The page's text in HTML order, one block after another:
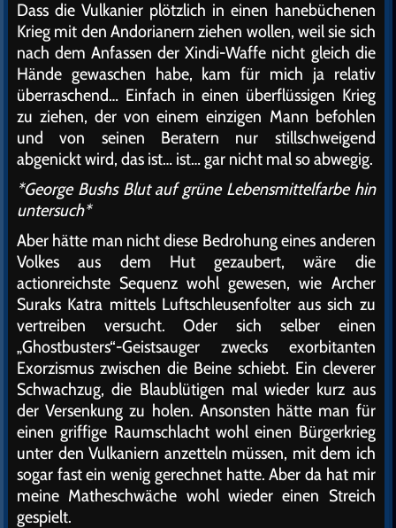
Dass die Vulkanier plötzlich in einen hanebüchenen
Krieg mit den Andorianern ziehen wollen, weil sie sich
nach dem Anfassen der Xindi-Waffe nicht gleich die
Hände gewaschen habe, kam für mich ja relativ
überraschend… Einfach in einen überflüssigen Krieg
zu ziehen, der von einem einzigen Mann befohlen
und von seinen Beratern nur stillschweigend
abgenickt wird, das ist… ist… gar nicht mal so abwegig.
*George Bushs Blut auf grüne Lebensmittelfarbe hin
untersuch*
Aber hätte man nicht diese Bedrohung eines anderen
Volkes aus dem Hut gezaubert, wäre die
actionreichste Sequenz wohl gewesen, wie Archer
Suraks Katra mittels Luftschleusenfolter aus sich zu
vertreiben versucht. Oder sich selber einen
„Ghostbusters“-Geistsauger zwecks exorbitanten
Exorzismus zwischen die Beine schiebt. Ein cleverer
Schwachzug, die Blaublütigen mal wieder kurz aus
der Versenkung zu holen. Ansonsten hätte man für
einen griffige Raumschlacht wohl einen Bürgerkrieg
unter den Vulkaniern anzetteln müssen, mit dem ich
sogar fast ein wenig gerechnet hatte. Aber da hat mir
meine Matheschwäche wohl wieder einen Streich
gespielt.